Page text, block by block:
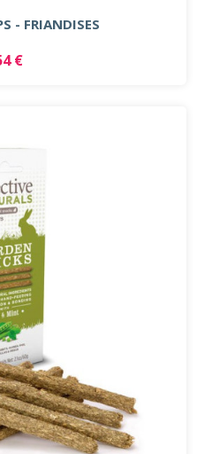
- FRIANDISES
€